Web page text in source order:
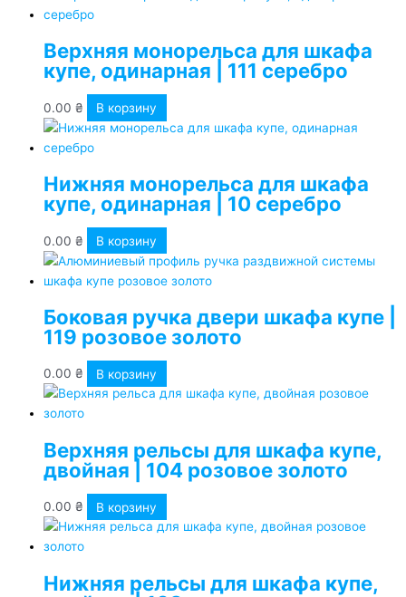
Верхняя монорельса для шкафа
купе, одинарная | 111 серебро
0.00 ₴ В корзину
Нижняя монорельса для шкафа
купе, одинарная | 10 серебро
0.00 ₴ В корзину
Боковая ручка двери шкафа купе |
119 розовое золото
0.00 ₴ В корзину
Верхняя рельсы для шкафа купе,
двойная | 104 розовое золото
0.00 ₴ В корзину
Нижняя рельсы для шкафа купе,